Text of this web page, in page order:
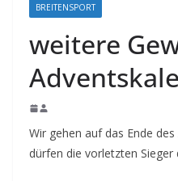
BREITENSPORT
weitere
Wir gehen auf das Ende
dürfen die vorletzten Sieger